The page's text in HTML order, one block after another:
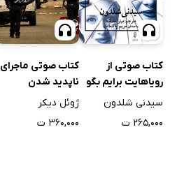
کتاب صوتی از
رویاهایت برایم بگو
سیدنی شلدون
۲۶۵,۰۰۰ ت
کتاب صوتی ماجرای
ناپدید شدن
استفانی ملر
ژوئل دیکر
۳۶۰,۰۰۰ ت